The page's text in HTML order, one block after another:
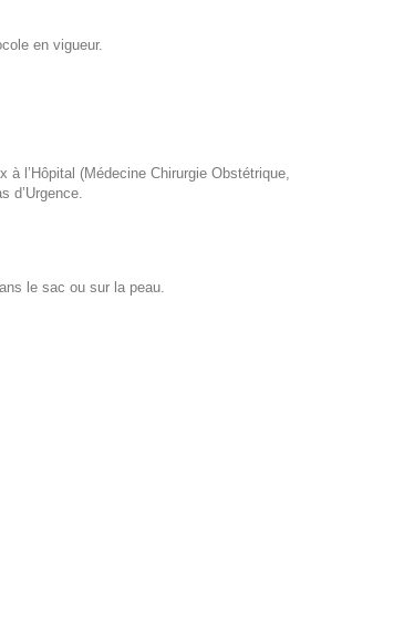
en vigueur.
l’Hôpital (Médecine Chirurgie Obstétrique,
d’Urgence.
le sac ou sur la peau.